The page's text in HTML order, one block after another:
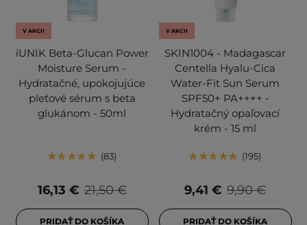
V AKCII
iUNIK Beta-Glucan Power
Moisture Serum -
Hydratačné, upokojujúce
pleťové sérum s beta
glukánom - 50ml
83
21,50 €
16,13 €
PRIDAŤ DO KOŠÍKA
V AKCII
SKIN1004 - Madagascar
Centella Hyalu-Cica
Water-Fit Sun Serum
SPF50+ PA++++ -
Hydratačný opaľovací
krém - 15 ml
195
9,90 €
9,41 €
PRIDAŤ DO KOŠÍKA